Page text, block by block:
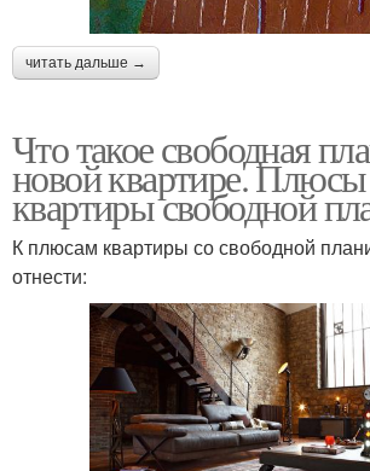
читать дальше →
Что такое свободная
новой квартире.
квартиры свободной
К плюсам квартиры со свободной
отнести: